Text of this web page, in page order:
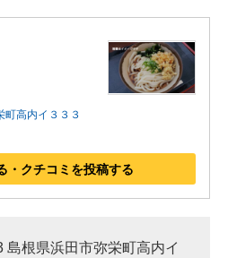
高内イ３３３
・クチコミを投稿する
島根県浜田市弥栄町高内イ